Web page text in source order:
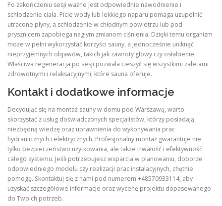
Po zakończeniu sesji ważne jest odpowiednie nawodnienie i
schłodzenie ciała. Picie wody lub lekkiego naparu pomaga uzupełnić
utracone płyny, a schłodzenie w chłodnym powietrzu lub pod
prysznicem zapobiega nagłym zmianom ciśnienia. Dzięki temu organizm
może w pełni wykorzystać korzyści sauny, a jednocześnie uniknąć
nieprzyjemnych objawów, takich jak zawroty głowy czy osłabienie.
Właściwa regeneracja po sesji pozwala cieszyć się wszystkimi zaletami
zdrowotnymi i relaksacyjnymi, które sauna oferuje.
Kontakt i dodatkowe informacje
Decydując się na montaż sauny w domu pod Warszawą, warto
skorzystać z usług doświadczonych specjalistów, którzy posiadają
niezbędną wiedzę oraz uprawnienia do wykonywania prac
hydraulicznych i elektrycznych. Profesjonalny montaż gwarantuje nie
tylko bezpieczeństwo użytkowania, ale także trwałość i efektywność
całego systemu. Jeśli potrzebujesz wsparcia w planowaniu, doborze
odpowiedniego modelu czy realizacji prac instalacyjnych, chętnie
pomogę. Skontaktuj się z nami pod numerem +48570933114, aby
uzyskać szczegółowe informacje oraz wycenę projektu dopasowanego
do Twoich potrzeb.